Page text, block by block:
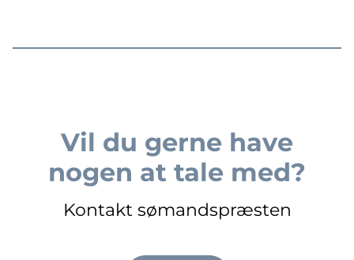
Vil du gerne have
nogen at tale med?
Kontakt sømandspræsten